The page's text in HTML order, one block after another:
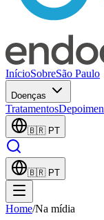
InícioSobreSão Paulo
Doenças
Tratamentos
🇧🇷 PT
🇧🇷 PT
Home/Na mídia